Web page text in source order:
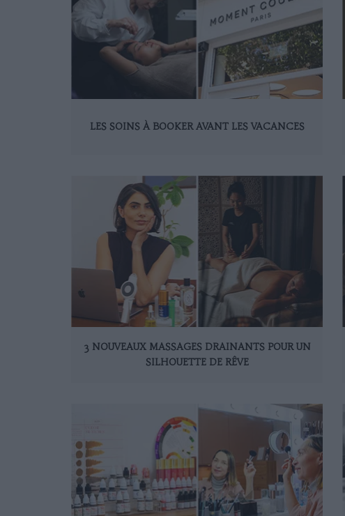
LES SOINS À BOOKER AVANT LES VACANCES
3 NOUVEAUX MASSAGES DRAINANTS POUR UN
SILHOUETTE DE RÊVE